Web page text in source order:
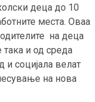
деца до 10
места. Оваа
на деца
и од среда
и социјала велат
на нова